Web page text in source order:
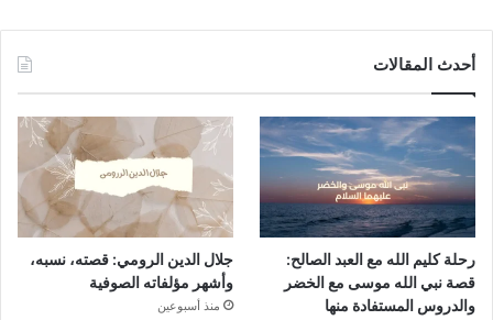
أحدث المقالات
رحلة كليم الله مع العبد الصالح:
قصة نبي الله موسى مع الخضر
والدروس المستفادة منها
جلال الدين الرومي: قصته، نسبه،
وأشهر مؤلفاته الصوفية
منذ أسبوعين